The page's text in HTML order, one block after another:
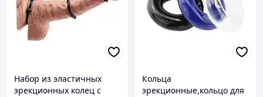
Набор из эластичных
эрекционных колец с
Кольца
эрекционные,кольцо для